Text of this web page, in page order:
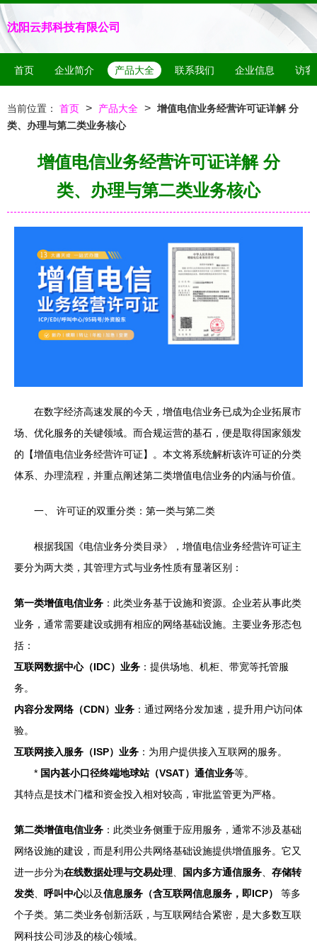
沈阳云邦科技有限公司
首页 企业简介 产品大全 联系我们 企业信息 访客
当前位置： 首页 > 产品大全 > 增值电信业务经营许可证详解 分
类、办理与第二类业务核心
增值电信业务经营许可证详解 分
类、办理与第二类业务核心
在数字经济高速发展的今天，增值电信业务已成为企业拓展市
场、优化服务的关键领域。而合规运营的基石，便是取得国家颁发
的【增值电信业务经营许可证】。本文将系统解析该许可证的分类
体系、办理流程，并重点阐述第二类增值电信业务的内涵与价值。
一、 许可证的双重分类：第一类与第二类
根据我国《电信业务分类目录》，增值电信业务经营许可证主
要分为两大类，其管理方式与业务性质有显著区别：
第一类增值电信业务 ：此类业务基于设施和资源。企业若从事此类
业务，通常需要建设或拥有相应的网络基础设施。主要业务形态包
括：
互联网数据中心（IDC）业务 ：提供场地、机柜、带宽等托管服
务。
内容分发网络（CDN）业务 ：通过网络分发加速，提升用户访问体
验。
互联网接入服务（ISP）业务 ：为用户提供接入互联网的服务。
* 国内甚小口径终端地球站（VSAT）通信业务等。
其特点是技术门槛和资金投入相对较高，审批监管更为严格。
第二类增值电信业务 ：此类业务侧重于应用服务，通常不涉及基础
网络设施的建设，而是利用公共网络基础设施提供增值服务。它又
进一步分为在线数据处理与交易处理 国内多方通信服务
存储转
发类
呼叫中心以及信息服务（含互联网信息服务，即ICP）
等多
个子类。第二类业务创新活跃，与互联网结合紧密，是大多数互联
网科技公司涉及的核心领域。